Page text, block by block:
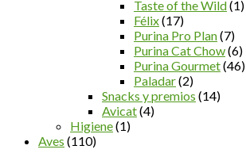
Taste of the Wild(1)
Félix(17)
Purina Pro Plan(7)
Purina Cat Chow(6)
Purina Gourmet(46)
Paladar(2)
Snacks y premios (14)
Avicat(4)
Higiene(1)
Aves (110)